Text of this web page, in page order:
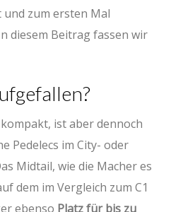
zum ersten Mal
diesem Beitrag fassen wir
ist aber dennoch
Pedelecs im City- oder
Midtail, wie die Macher es
dem im Vergleich zum C1
ebenso Platz für bis zu